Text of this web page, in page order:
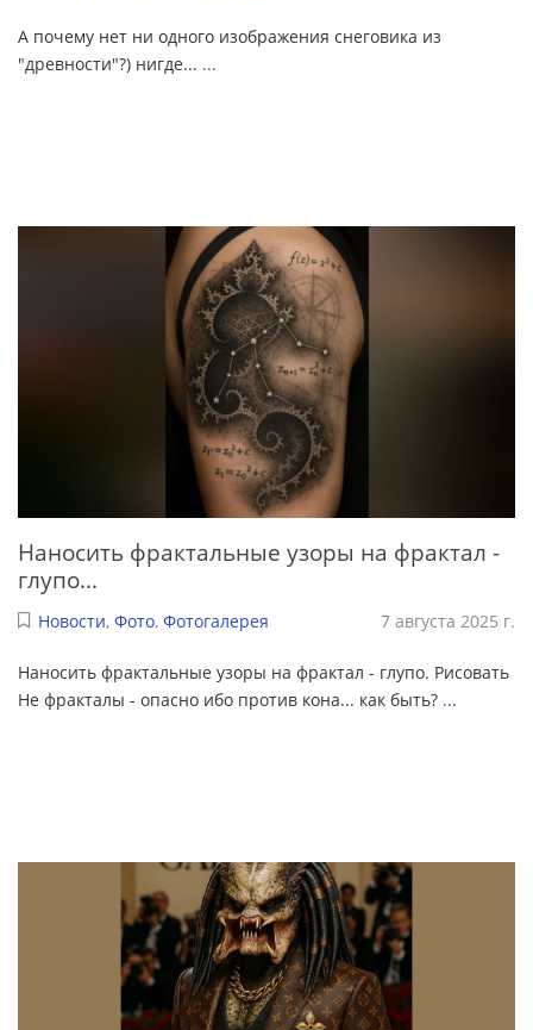
А почему нет ни одного изображения снеговика из
"древности"?) нигде... ...
Наносить фрактальные узоры на фрактал -
глупо...
Новости, Фото, Фотогалерея 7 августа 2025 г.
Наносить фрактальные узоры на фрактал - глупо. Рисовать
Не фракталы - опасно ибо против кона... как быть? ...